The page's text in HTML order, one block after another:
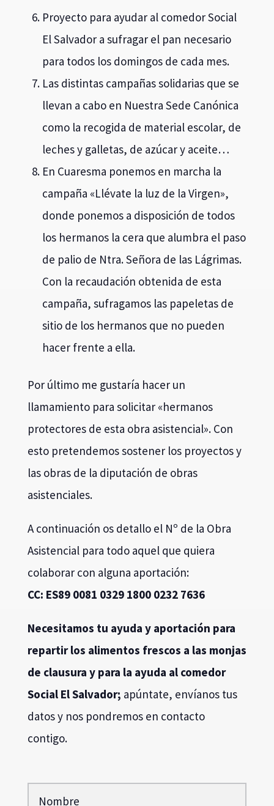
Las distintas campañas solidarias que se
llevan a cabo en Nuestra Sede Canónica
como la recogida de material escolar, de
leches y galletas, de azúcar y aceite…
En Cuaresma ponemos en marcha la
campaña «Llévate la luz de la Virgen»,
donde ponemos a disposición de todos
los hermanos la cera que alumbra el paso
de palio de Ntra. Señora de las Lágrimas.
Con la recaudación obtenida de esta
campaña, sufragamos las papeletas de
sitio de los hermanos que no pueden
hacer frente a ella.
Por último me gustaría hacer un
llamamiento para solicitar «hermanos
esto pretendemos sostener los proyectos y
las obras de la diputación de obras
asistenciales.
A continuación os detallo el Nº de la Obra
Asistencial para todo aquel que quiera
CC: ES89 0081 0329 1800 0232 7636
Necesitamos tu ayuda y aportación para
repartir los alimentos frescos a las monjas
Social El Salvador;apúntate, envíanos tus
datos y nos pondremos en contacto
contigo.